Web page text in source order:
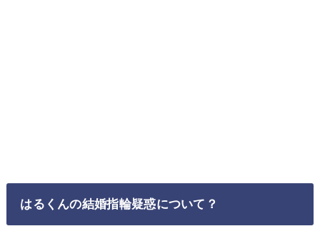
はるくんの結婚指輪疑惑について？